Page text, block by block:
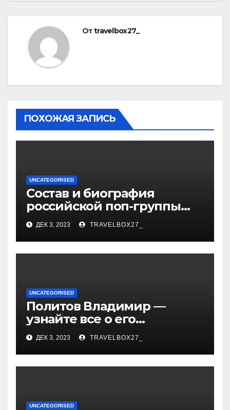
Отtravelbox27_
ПОХОЖАЯ ЗАПИСЬ
UNCATEGORISED
Состав и биография
российской поп-группы
«Иванушки интернешнл»
— история успеха, музыка
и судьбы участников
ДЕК 3, 2023 TRAVELBOX27_
UNCATEGORISED
Политов Владимир —
узнайте все о его
биографии, возрасте и
впечатляющих
достижениях!
ДЕК 3, 2023 TRAVELBOX27_
UNCATEGORISED